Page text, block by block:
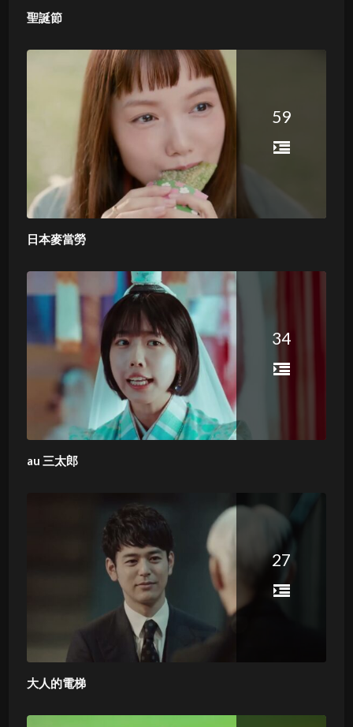
聖誕節
59
日本麥當勞
34
au 三太郎
27
大人的電梯